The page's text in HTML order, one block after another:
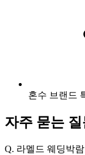
혼수 브랜드
자주 묻는
Q. 라멜드 웨딩박